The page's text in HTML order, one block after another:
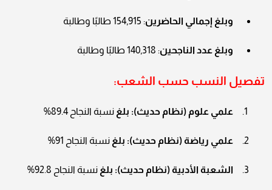
وبلغ إجمالي الحاضرين: 154,915 طالبًا وطالبة
وبلغ عدد الناجحين: 140,318 طالبًا وطالبة
تفصيل النسب حسب الشعب:
علمي علوم (نظام حديث): بلغ نسبة النجاح 89.4%
علمي رياضة (نظام حديث): بلغ نسبة النجاح 91%
الشعبة الأدبية (نظام حديث): بلغ نسبة النجاح 92.8%